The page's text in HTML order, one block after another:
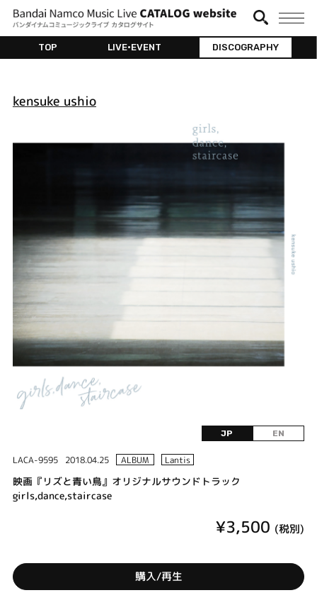
TOP LIVE•EVENT DISCOGRAPHY
kensuke ushio
JP EN
LACA-9595 2018.04.25 ALBUM Lantis
映画『リズと青い鳥』オリジナルサウンドトラック
girls,dance,staircase
¥3,500 (税別)
購入/再生